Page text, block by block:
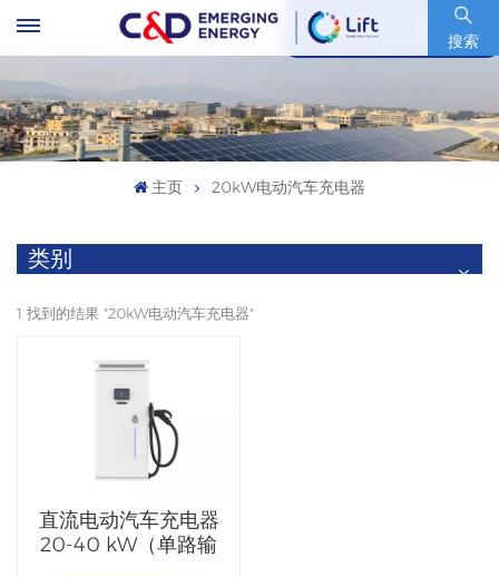
搜索
股票代码 : 600153.SH
主页 20kW电动汽车充电器
类别
1 找到的结果 "20kW电动汽车充电器"
直流电动汽车充电器
20-40 kW（单路输